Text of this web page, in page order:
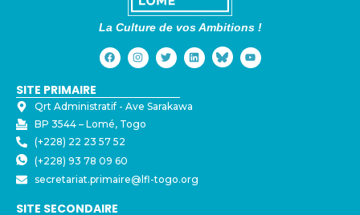
La Culture de vos Ambitions !
SITE PRIMAIRE
Qrt Administratif - ⁠Ave Sarakawa
BP 3544 – Lomé, Togo
(+228) 22 23 57 52
(+228) 93 78 09 60
secretariat.primaire@lfl-togo.org
SITE SECONDAIRE